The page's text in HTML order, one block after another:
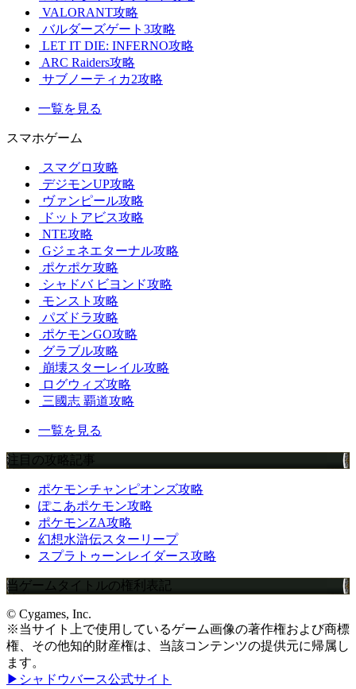
VALORANT攻略
バルダーズゲート3攻略
LET IT DIE: INFERNO攻略
ARC Raiders攻略
サブノーティカ2攻略
一覧を見る
スマホゲーム
スマグロ攻略
デジモンUP攻略
ヴァンピール攻略
ドットアビス攻略
NTE攻略
Gジェネエターナル攻略
ポケポケ攻略
シャドバ ビヨンド攻略
モンスト攻略
パズドラ攻略
ポケモンGO攻略
グラブル攻略
崩壊スターレイル攻略
ログウィズ攻略
三國志 覇道攻略
一覧を見る
注目の攻略記事
ポケモンチャンピオンズ攻略
ぽこあポケモン攻略
ポケモンZA攻略
幻想水滸伝スターリープ
スプラトゥーンレイダース攻略
当ゲームタイトルの権利表記
© Cygames, Inc.
※当サイト上で使用しているゲーム画像の著作権および商標
権、その他知的財産権は、当該コンテンツの提供元に帰属し
ます。
▶シャドウバース公式サイト